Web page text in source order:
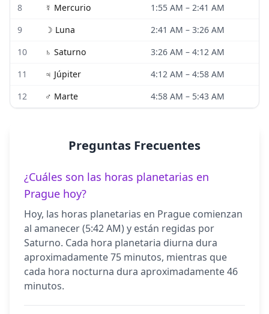
8 ☿ Mercurio 1:55 AM – 2:41 AM
9
☽ Luna 2:41 AM – 3:26 AM
10
♄ Saturno 3:26 AM – 4:12 AM
11
♃ Júpiter 4:12 AM – 4:58 AM
12
♂ Marte 4:58 AM – 5:43 AM
Preguntas Frecuentes
¿Cuáles son las horas planetarias en
Prague hoy?
Hoy, las horas planetarias en Prague comienzan
al amanecer (5:42 AM) y están regidas por
Saturno. Cada hora planetaria diurna dura
aproximadamente 75 minutos, mientras que
cada hora nocturna dura aproximadamente 46
minutos.